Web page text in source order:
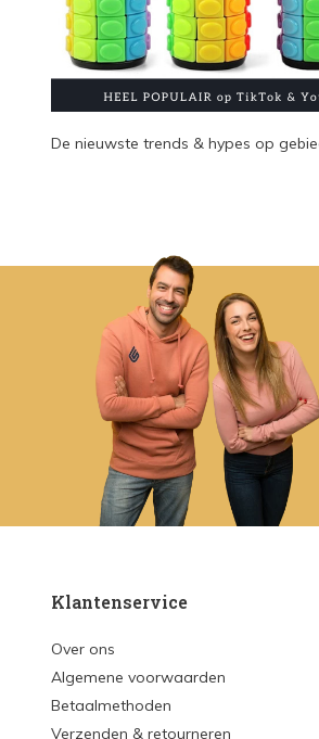
De nieuwste trends & hypes op
Klantenservice
Over ons
Algemene voorwaarden
Betaalmethoden
Verzenden & retourneren